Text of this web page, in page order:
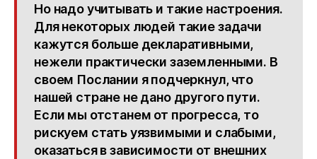
Но надо учитывать и такие настроения.
Для некоторых людей такие задачи
кажутся больше декларативными,
нежели практически заземленными. В
своем Послании я подчеркнул, что
нашей стране не дано другого пути.
Если мы отстанем от прогресса, то
рискуем стать уязвимыми и слабыми,
оказаться в зависимости от внешних